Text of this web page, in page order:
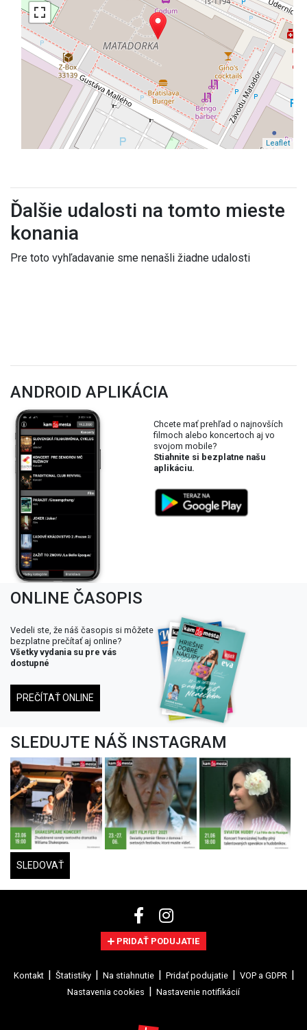
Leaflet
Ďalšie udalosti na tomto mieste
konania
Pre toto vyhľadavanie sme nenašli žiadne udalosti
ANDROID APLIKÁCIA
Chcete mať prehľad o najnovších
filmoch alebo koncertoch aj vo
svojom mobile?
Stiahnite si bezplatne našu
aplikáciu.
ONLINE ČASOPIS
Vedeli ste, že náš časopis si môžete
bezplatne prečítať aj online?
Všetky vydania su pre vás
dostupné
PREČÍTAŤ ONLINE
SLEDUJTE NÁŠ INSTAGRAM
SLEDOVAŤ
PRIDAŤ PODUJATIE
Kontakt Štatistiky Na stiahnutie Pridať podujatie
VOP a GDPR
Nastavenia cookies
Nastavenie notifikácií